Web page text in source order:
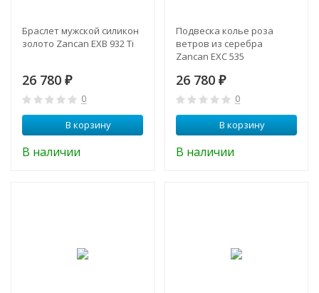
Браслет мужской силикон
золото Zancan EXB 932 Ti
26 780 ₽
0
В корзину
В наличии
Подвеска колье роза
ветров из серебра
Zancan EXC 535
26 780 ₽
0
В корзину
В наличии